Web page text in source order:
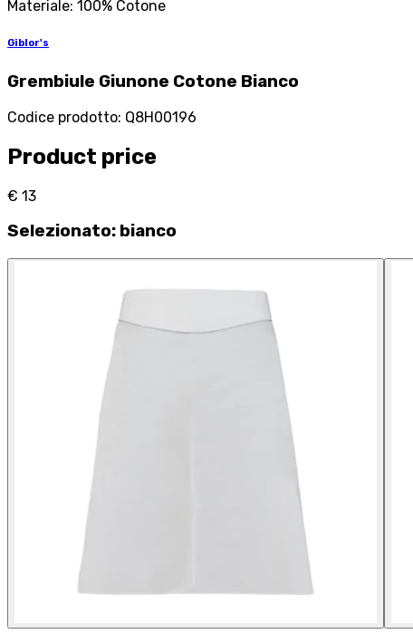
Materiale: 100% Cotone
Giblor's
Grembiule Giunone Cotone Bianco
Codice prodotto: Q8H00196
Product price
€ 13
Selezionato: bianco